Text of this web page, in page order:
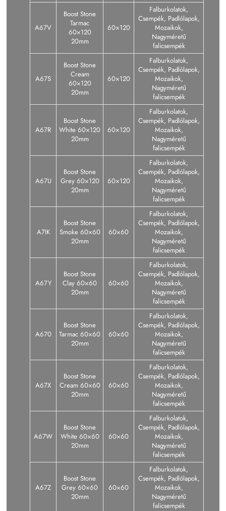
A67V
Boost Stone
Tarmac
60×120
20mm
60×120
Falburkolatok,
Csempék, Padlólapok,
Mozaikok,
Nagyméretű
falicsempék
A67S
Boost Stone
Cream
60×120
20mm
60×120
Falburkolatok,
Csempék, Padlólapok,
Mozaikok,
Nagyméretű
falicsempék
A67R
Boost Stone
White 60×120
20mm
60×120
Falburkolatok,
Csempék, Padlólapok,
Mozaikok,
Nagyméretű
falicsempék
A67U
Boost Stone
Grey 60×120
20mm
60×120
Falburkolatok,
Csempék, Padlólapok,
Mozaikok,
Nagyméretű
falicsempék
A7IK
Boost Stone
Smoke 60×60
20mm
60×60
Falburkolatok,
Csempék, Padlólapok,
Mozaikok,
Nagyméretű
falicsempék
A67Y
Boost Stone
Clay 60×60
20mm
60×60
Falburkolatok,
Csempék, Padlólapok,
Mozaikok,
Nagyméretű
falicsempék
A670
Boost Stone
Tarmac 60×60
20mm
60×60
Falburkolatok,
Csempék, Padlólapok,
Mozaikok,
Nagyméretű
falicsempék
A67X
Boost Stone
Cream 60×60
20mm
60×60
Falburkolatok,
Csempék, Padlólapok,
Mozaikok,
Nagyméretű
falicsempék
A67W
Boost Stone
White 60×60
20mm
60×60
Falburkolatok,
Csempék, Padlólapok,
Mozaikok,
Nagyméretű
falicsempék
A67Z
Boost Stone
Grey 60×60
20mm
60×60
Falburkolatok,
Csempék, Padlólapok,
Mozaikok,
Nagyméretű
falicsempék